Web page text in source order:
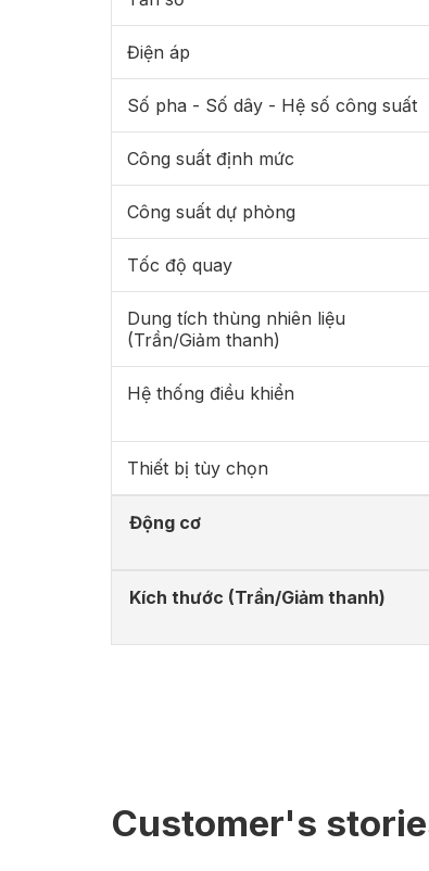
Điện áp
Số pha - Số dây - Hệ số công suất
Công suất định mức
Công suất dự phòng
Tốc độ quay
Dung tích thùng nhiên liệu
(Trần/Giảm thanh)
Hệ thống điều khiển
Thiết bị tùy chọn
Động cơ
Kích thước (Trần/Giảm thanh)
Customer's